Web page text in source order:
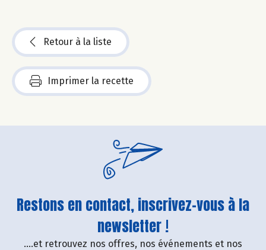
Retour à la liste
Imprimer la recette
Restons en contact, inscrivez-vous à la
newsletter !
....et retrouvez nos offres, nos événements et nos